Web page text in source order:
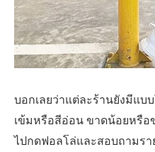
บอกเลยว่าแต่ละร้านยังมีแบ
เข้มหรือสีอ่อน ขาดน้อยหรือ
ไปกดฟอลโล่และสอบถามรา